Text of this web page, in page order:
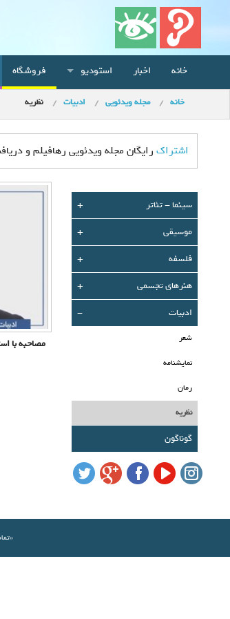
خانه اخبار استودیو فروشگاه
خانه مجله ویدئویی ادبیات نظریه
اشتراک رایگان مجله ویدئویی رهافیلم و
سينما - تئاتر
+
موسیقی
+
فلسفه
+
هنرهای تجسمی
+
ادبیات
-
شعر
نمایشنامه
رمان
نظریه
گوناگون
مصاحبه با